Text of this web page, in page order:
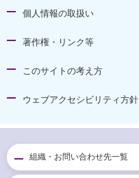
個人情報の取扱い
著作権・リンク等
このサイトの考え方
ウェブアクセシビリティ方針
組織・お問い合わせ先一覧